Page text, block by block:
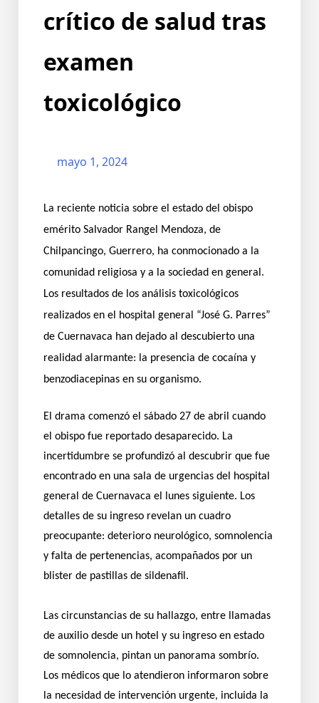
crítico de salud tras
examen
toxicológico
mayo 1, 2024
La reciente noticia sobre el estado del obispo
emérito Salvador Rangel Mendoza, de
Chilpancingo, Guerrero, ha conmocionado a la
comunidad religiosa y a la sociedad en general.
Los resultados de los análisis toxicológicos
realizados en el hospital general “José G. Parres”
de Cuernavaca han dejado al descubierto una
realidad alarmante: la presencia de cocaína y
benzodiacepinas en su organismo.
El drama comenzó el sábado 27 de abril cuando
el obispo fue reportado desaparecido. La
incertidumbre se profundizó al descubrir que fue
encontrado en una sala de urgencias del hospital
general de Cuernavaca el lunes siguiente. Los
detalles de su ingreso revelan un cuadro
preocupante: deterioro neurológico, somnolencia
y falta de pertenencias, acompañados por un
blister de pastillas de sildenafil.
Las circunstancias de su hallazgo, entre llamadas
de auxilio desde un hotel y su ingreso en estado
de somnolencia, pintan un panorama sombrío.
Los médicos que lo atendieron informaron sobre
la necesidad de intervención urgente, incluida la